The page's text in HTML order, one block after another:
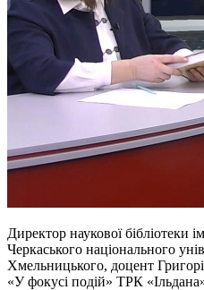
Директор наукової
Черкаського національного
Хмельницького, доцент
«У фокусі подій» ТРК